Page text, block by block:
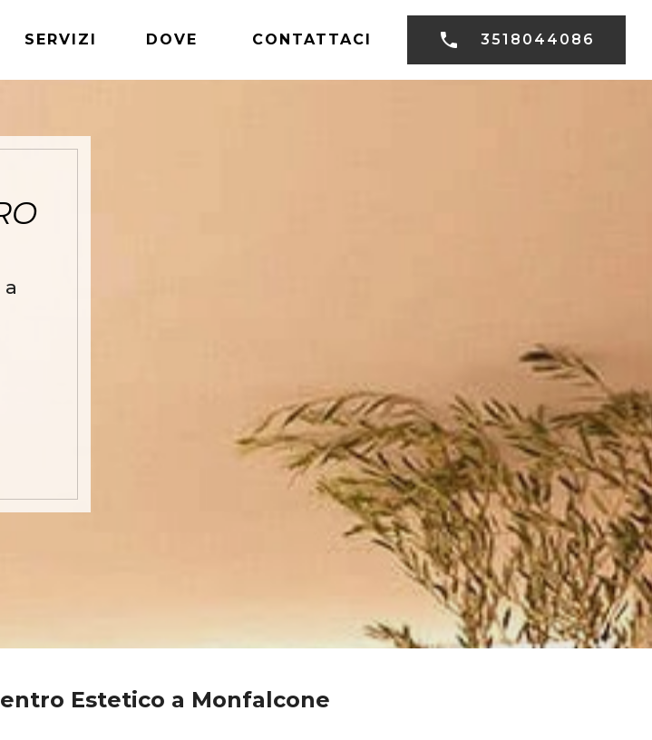
SERVIZI DOVE CONTATTACI 3518044086
Estetico a Monfalcone